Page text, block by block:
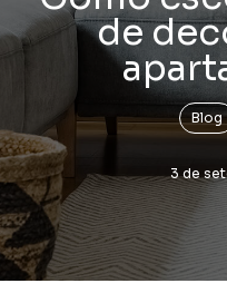
de
Blog
3 de
Lançamento
Bem Viver Praça